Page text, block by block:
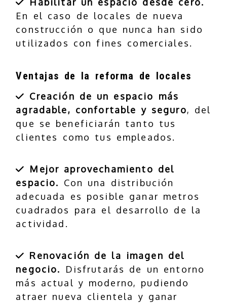
En el caso de locales de nueva
construcción o que nunca han sido
utilizados con fines comerciales.
Ventajas de la reforma de locales
Creación de un espacio más
agradable, confortable y seguro, del
que se beneficiarán tanto tus
clientes como tus empleados.
Mejor aprovechamiento del
espacio. Con una distribución
adecuada es posible ganar metros
cuadrados para el desarrollo de la
actividad.
Renovación de la imagen del
negocio.
Disfrutarás de un entorno
más actual y moderno, pudiendo
atraer nueva clientela y ganar